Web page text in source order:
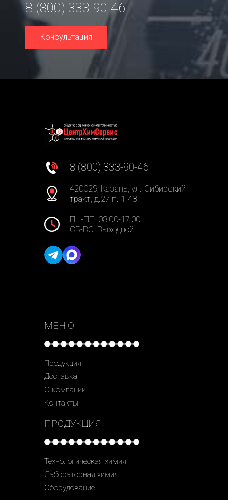
8 (800) 333-90-46
Консультация
8 (800) 333-90-46
420029, Казань, ул. Сибирский
тракт, д.27 п. 1-48
ПН-ПТ: 08:00-17:00
СБ-ВС: Выходной
МЕНЮ
Продукция
Доставка
О компании
Контакты
ПРОДУКЦИЯ
Технологическая химия
Лабораторная химия
Оборудование